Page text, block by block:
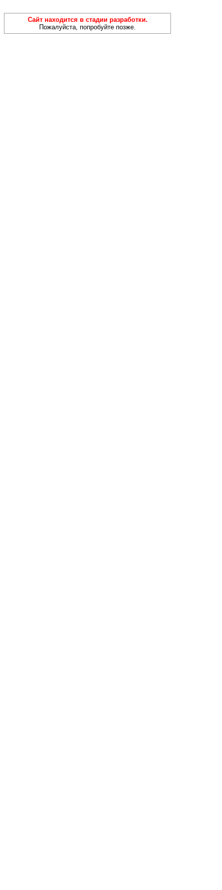
Сайт находится в стадии разработки.
Пожалуйста, попробуйте позже.